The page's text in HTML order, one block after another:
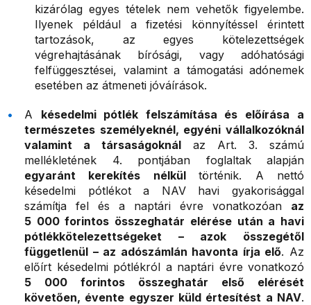
kizárólag egyes tételek nem vehetők figyelembe.
Ilyenek például a fizetési könnyítéssel érintett
tartozások, az egyes kötelezettségek
végrehajtásának bírósági, vagy adóhatósági
felfüggesztései, valamint a támogatási adónemek
esetében az átmeneti jóváírások.
A késedelmi pótlék felszámítása és előírása
a
természetes személyeknél, egyéni vállalkozóknál
valamint a társaságoknál az Art. 3. számú
mellékletének 4. pontjában foglaltak alapján
egyaránt kerekítés nélkültörténik. A nettó
késedelmi pótlékot a NAV havi gyakorisággal
számítja fel és a naptári évre vonatkozóan az
5 000 forintos összeghatár elérése után a havi
pótlékkötelezettségeket – azok összegétől
függetlenül – az adószámlán havonta írja elő. Az
előírt késedelmi pótlékról a naptári évre vonatkozó
5 000 forintos összeghatár első elérését
követően, évente egyszer küld értesítést a NAV.